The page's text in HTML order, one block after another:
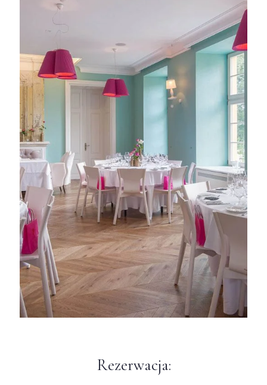
Rezerwacja:
Wymeldować się
Dorośli Dzieci
0